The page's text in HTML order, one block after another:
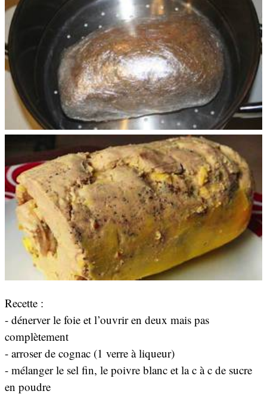
Recette :
- dénerver le foie et l’ouvrir en deux mais pas
complètement
- arroser de cognac (1 verre à liqueur)
- mélanger le sel fin, le poivre blanc et la c à c de sucre
en poudre